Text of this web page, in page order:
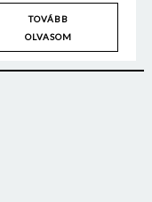
TOVÁBB
OLVASOM